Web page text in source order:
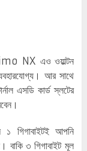
NX এও ওয়াল্টন
আর সাথে
এসডি কার্ড স্লটের
১ গিগাবাইটই আপনি
বাকি ৩ গিগাবাইট মূল